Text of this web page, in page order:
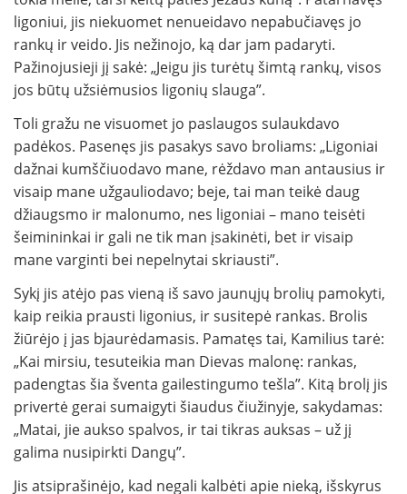
ligoniui, jis niekuomet nenueidavo nepabučiavęs jo
rankų ir veido. Jis nežinojo, ką dar jam padaryti.
Pažinojusieji jį sakė: „Jeigu jis turėtų šimtą rankų, visos
jos būtų užsiėmusios ligonių slauga”.
Toli gražu ne visuomet jo paslaugos sulaukdavo
padėkos. Pasenęs jis pasakys savo broliams: „Ligoniai
dažnai kumščiuodavo mane, rėždavo man antausius ir
visaip mane užgauliodavo; beje, tai man teikė daug
džiaugsmo ir malonumo, nes ligoniai – mano teisėti
šeimininkai ir gali ne tik man įsakinėti, bet ir visaip
mane varginti bei nepelnytai skriausti”.
Sykį jis atėjo pas vieną iš savo jaunųjų brolių pamokyti,
kaip reikia prausti ligonius, ir susitepė rankas. Brolis
žiūrėjo į jas bjaurėdamasis. Pamatęs tai, Kamilius tarė:
„Kai mirsiu, tesuteikia man Dievas malonę: rankas,
padengtas šia šventa gailestingumo tešla”. Kitą brolį jis
privertė gerai sumaigyti šiaudus čiužinyje, sakydamas:
„Matai, jie aukso spalvos, ir tai tikras auksas – už jį
galima nusipirkti Dangų”.
Jis atsiprašinėjo, kad negali kalbėti apie nieką, išskyrus